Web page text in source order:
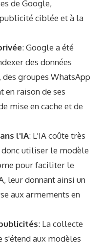
de Google,
ciblée et à la
: Google a été
des données
groupes WhatsApp
raison de ses
mise en cache et de
l'IA: L'IA coûte très
utiliser le modèle
pour faciliter le
leur donnant ainsi un
aux armements en
: La collecte
s'étend aux modèles